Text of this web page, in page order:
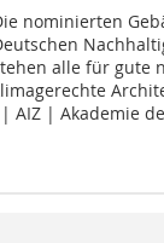
nominierten
alle für gute
AIZ | Akademie